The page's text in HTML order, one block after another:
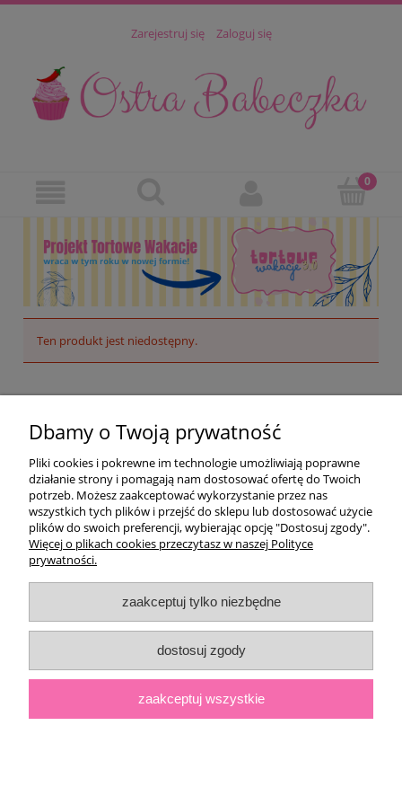
Zarejestruj się Zaloguj się
Ten produkt jest niedostępny.
Moje konto
Płatności i dostawa
Informacje
2025|ostrababeczka-sklep.pl
pokaż pełną wersję strony
Sklep internetowy Shoper.pl
Dbamy o Twoją prywatność
Pliki cookies i pokrewne im technologie umożliwiają poprawne
działanie strony i pomagają nam dostosować ofertę do Twoich
potrzeb. Możesz zaakceptować wykorzystanie przez nas
wszystkich tych plików i przejść do sklepu lub dostosować użycie
plików do swoich preferencji, wybierając opcję "Dostosuj zgody".
Więcej o plikach cookies przeczytasz w naszej Polityce
prywatności.
zaakceptuj tylko niezbędne
dostosuj zgody
zaakceptuj wszystkie